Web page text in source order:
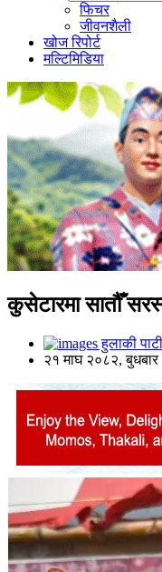
फिचर
जीवनशैली
खोज रिपोर्ट
मल्टिमिडिया
कुसेटारमा सातौँ
हुलाकी पाटी
२१ माघ २०८२, बुधबार